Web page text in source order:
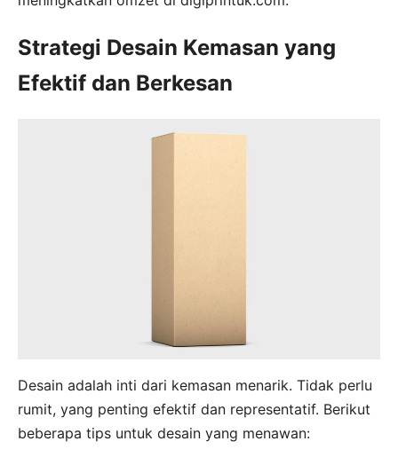
Strategi Desain Kemasan yang
Efektif dan Berkesan
Desain adalah inti dari kemasan menarik. Tidak perlu
rumit, yang penting efektif dan representatif. Berikut
beberapa tips untuk desain yang menawan: